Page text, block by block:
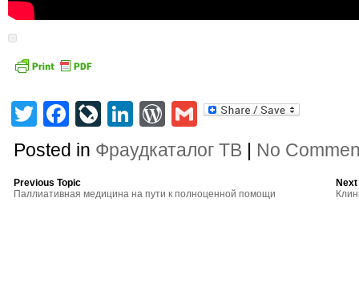
TwitterFacebook
LiveJournal
LinkedIn
WordPress
Gmail
Posted in Фраудкаталог ТВ | No
Previous Topic
Паллиативная медицина на пути к полноценной помощи